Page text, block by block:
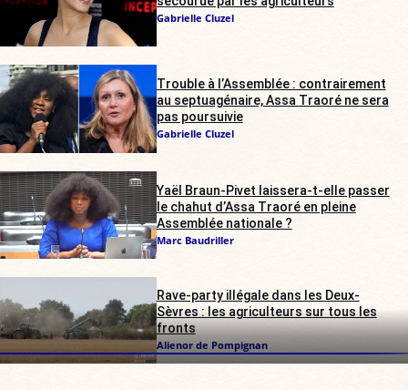
Gabrielle Cluzel
Trouble à l’Assemblée : contrairement
au septuagénaire, Assa Traoré ne sera
pas poursuivie
Gabrielle Cluzel
Yaël Braun-Pivet laissera-t-elle passer
le chahut d’Assa Traoré en pleine
Assemblée nationale ?
Marc Baudriller
Rave-party illégale dans les Deux-
Sèvres : les agriculteurs sur tous les
fronts
Alienor de Pompignan